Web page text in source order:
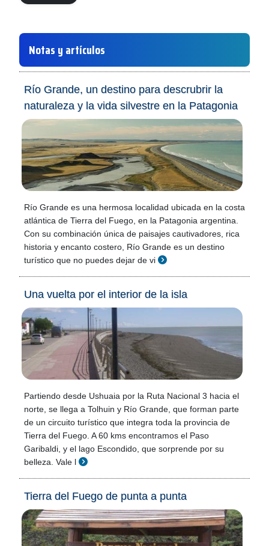
Notas y artículos
Río Grande, un destino para descrubrir la
naturaleza y la vida silvestre en la Patagonia
Río Grande es una hermosa localidad ubicada en la costa
atlántica de Tierra del Fuego, en la Patagonia argentina.
Con su combinación única de paisajes cautivadores, rica
historia y encanto costero, Río Grande es un destino
turístico que no puedes dejar de vi
Una vuelta por el interior de la isla
Partiendo desde Ushuaia por la Ruta Nacional 3 hacia el
norte, se llega a Tolhuin y Río Grande, que forman parte
de un circuito turístico que integra toda la provincia de
Tierra del Fuego. A 60 kms encontramos el Paso
Garibaldi, y el lago Escondido, que sorprende por su
belleza. Vale l
Tierra del Fuego de punta a punta